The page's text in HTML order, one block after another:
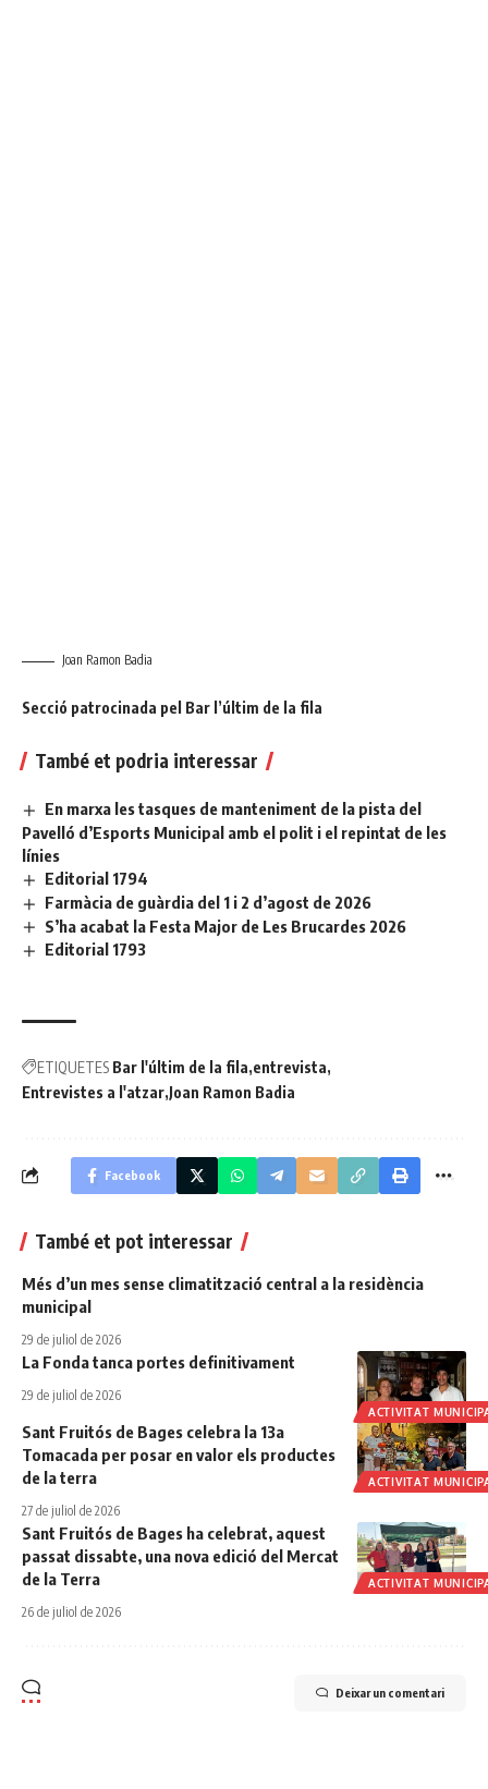
Joan Ramon Badia
Secció patrocinada pel Bar l’últim de la fila
També et podria interessar
En marxa les tasques de manteniment de la pista del
Pavelló d’Esports Municipal amb el polit i el repintat de les
línies
Editorial 1794
Farmàcia de guàrdia del 1 i 2 d’agost de 2026
S’ha acabat la Festa Major de Les Brucardes 2026
Editorial 1793
ETIQUETES Bar l'últim de la fila entrevista
Entrevistes a l'atzar Joan Ramon Badia
Facebook
També et pot interessar
Més d’un mes sense climatització central a la residència
municipal
29 de juliol de 2026
ACTIVITAT
La Fonda tanca portes definitivament
29 de juliol de 2026
ACTIVITAT
Sant Fruitós de Bages celebra la 13a
Tomacada per posar en valor els productes
de la terra
27 de juliol de 2026
ACTIVITAT
Sant Fruitós de Bages ha celebrat, aquest
passat dissabte, una nova edició del Mercat
de la Terra
26 de juliol de 2026
Deixar un comentari